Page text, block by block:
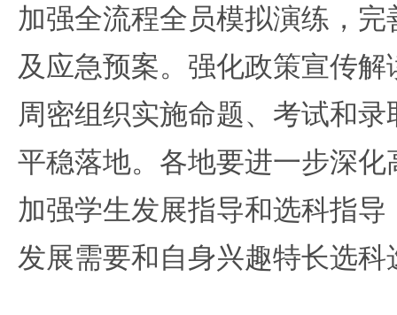
加强全流程全员模拟演练，
及应急预案。强化政策宣传
周密组织实施命题、考试和
平稳落地。各地要进一步深
加强学生发展指导和选科指
发展需要和自身兴趣特长选科